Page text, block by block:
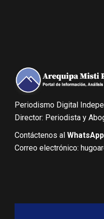
Periodismo Digital
Director: Periodista y
Contáctenos al
Correo electrónico: